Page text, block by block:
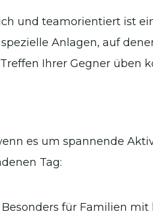
und teamorientiert ist
Anlagen, auf
Ihrer Gegner üben
es um spannende
Tag:
Besonders für Familien